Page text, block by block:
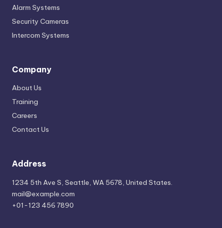
Alarm Systems
Security Cameras
Intercom Systems
Company
About Us
Training
Careers
Contact Us
Address
1234 5th Ave S, Seattle, WA 5678, United States.
mail@example.com
+01-123 456 7890